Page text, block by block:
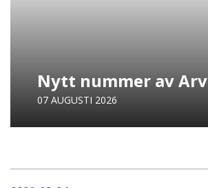
Nytt nummer av Arv
07 AUGUSTI 2026